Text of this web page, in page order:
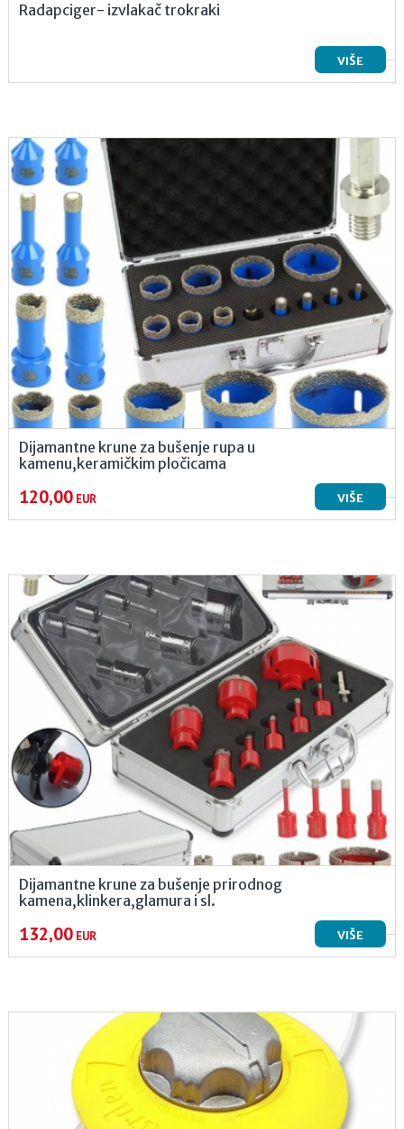
Radapciger- izvlakač trokraki
VIŠE
Dijamantne krune za bušenje rupa u
kamenu,keramičkim pločicama
120,00EUR VIŠE
Dijamantne krune za bušenje prirodnog
kamena,klinkera,glamura i sl.
132,00EUR VIŠE